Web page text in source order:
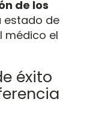
de los
estado de
médico el
éxito